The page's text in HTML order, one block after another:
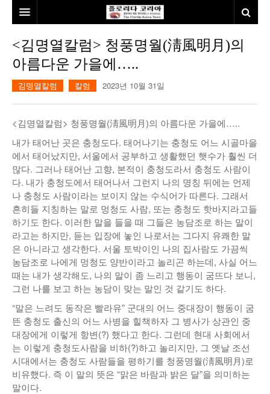
본사소개
뉴스
김명열칼럼
이명덕칼럼
김선옥칼럼
김원동칼럼
본보특집
100인선/독자광장
100인선
독자광장
여행
인근여행지
놀이공원
낚시/비치
골프
인터뷰/탐방
<김명열칼럼> 청풍명월(淸風明月)의
아름다운 가을에…..
김명열칼럼 칼럼 2023년 10월 31일
<김명열칼럼> 청풍명월(淸風明月)의 아름다운 가을에…..
내가 태어난 곳은 충청도다. 태어나기는 충청도 어느 시골마을
에서 태어났지만, 서울에서 공부하고 생활했던 햇수가 훨씬 더
많다. 그러나 태어난 고향, 본적이 충청도라서 충청도 사람이
다. 내가 충청도에서 태어나서 그런지 나의 명칭 뒤에는 언제
나 충청도 사람이라는 보이지 않는 수식어가 따른다. 그래서
흔히들 지칭하는 말로 멍청도 사람, 또는 충청도 핫바지라고들
하기도 한다. 이러한 말을 들을 때 그들은 농담조로 하는 말이
라고는 하지만, 듣는 입장에 놓인 나로서는 그다지 유쾌한 말
은 아니라고 생각한다. 서울 토박이인 나의 집사람도 가끔씩
농담조로 나에게 멍청도 양반이라고 놀리곤 하는데, 사실 어느
때는 내가 생각해도, 나의 말이 좀 느리고 행동이 굼뜨다 보니,
그런 나를 보고 하는 농담이 맞는 말인 것 같기도 하다.
“말은 느려도 동작은 빨라유” 군대의 어느 중대장이 행동이 굼
뜬 충청도 출신의 어느 사병을 힐책하자 그 병사가 상관인 중
대장에게 이렇게 항변(?) 했다고 한다. 그런데 현대 사회에서
는 이렇게 충청도사람을 비하(?)하고 놀리지만, 그 옛날 조선
시대에서는 충청도 사람들을 평하기를 청풍명월(淸風明月)로
비유했다. 즉 이 말의 뜻은 “맑은 바람과 밝은 달”을 의미하는
말이다.